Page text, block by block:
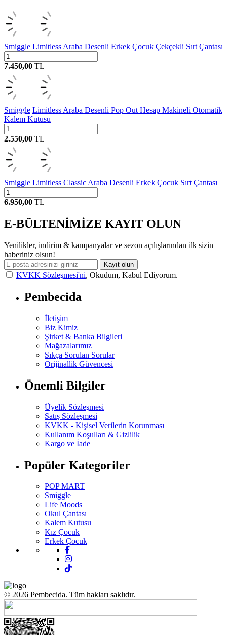
Smiggle Limitless Araba Desenli Erkek Çocuk Çekçekli Sırt Çantası
7.450,00 TL
Smiggle Limitless Araba Desenli Pop Out Hesap Makineli Otomatik
Kalem Kutusu
2.550,00 TL
Smiggle Limitless Classic Araba Desenli Erkek Çocuk Sırt Çantası
6.950,00 TL
E-BÜLTENİMİZE KAYIT OLUN
Yenilikler, indirim & kampanyalar ve sezon açılışlarından ilk sizin
haberiniz olsun!
Kayıt olun
KVKK Sözleşmesi'ni, Okudum, Kabul Ediyorum.
Pembecida
İletişim
Biz Kimiz
Şirket & Banka Bilgileri
Mağazalarımız
Sıkça Sorulan Sorular
Orijinallik Güvencesi
Önemli Bilgiler
Üyelik Sözleşmesi
Satış Sözleşmesi
KVKK - Kişisel Verilerin Korunması
Kullanım Koşulları & Gizlilik
Kargo ve İade
Popüler Kategoriler
POP MART
Smiggle
Life Moods
Okul Çantası
Kalem Kutusu
Kız Çocuk
Erkek Çocuk
© 2026 Pembecida. Tüm hakları saklıdır.